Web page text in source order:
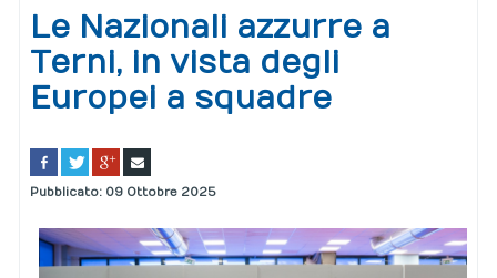
Giustizia
Safeguarding
Calendario
Portale risultati
Le Nazionali azzurre a
Terni, in vista degli
Europei a squadre
Pubblicato: 09 Ottobre 2025